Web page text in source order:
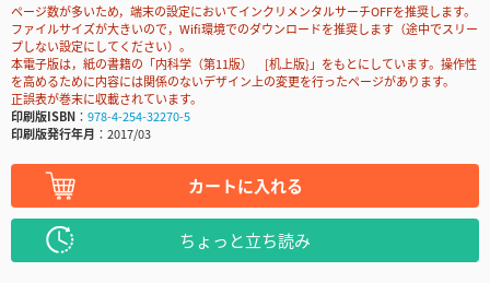
ページ数が多いため，端末の設定においてインクリメンタルサーチOFFを推奨します。
ファイルサイズが大きいので，Wifi環境でのダウンロードを推奨します（途中でスリー
プしない設定にしてください）。
本電子版は，紙の書籍の「内科学（第11版） [机上版}」をもとにしています。操作性
を高めるために内容には関係のないデザイン上の変更を行ったページがあります。
正誤表が巻末に収載されています。
印刷版ISBN
978-4-254-32270-5
印刷版発行年月
2017/03
カートに入れる
ちょっと立ち読み